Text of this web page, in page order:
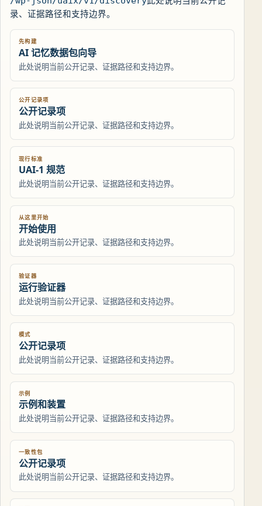
录、证据路径和支持边界。
先构建
AI 记忆数据包向导
此处说明当前公开记录、证据路径和支持边界。
公开记录项
公开记录项
此处说明当前公开记录、证据路径和支持边界。
现行标准
UAI-1 规范
此处说明当前公开记录、证据路径和支持边界。
从这里开始
开始使用
此处说明当前公开记录、证据路径和支持边界。
验证器
运行验证器
此处说明当前公开记录、证据路径和支持边界。
模式
公开记录项
此处说明当前公开记录、证据路径和支持边界。
示例
示例和装置
此处说明当前公开记录、证据路径和支持边界。
一致性包
公开记录项
此处说明当前公开记录、证据路径和支持边界。